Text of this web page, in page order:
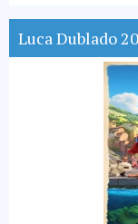
Luca Dublado